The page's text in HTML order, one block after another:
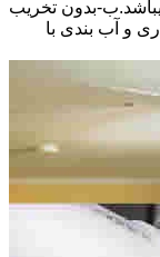
بدون تخریب
و آب بندی با